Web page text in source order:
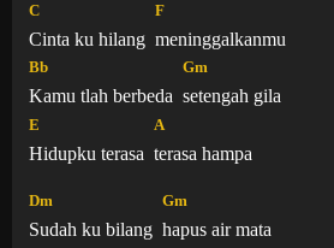
C
Cinta ku hilang
F
meninggalkanmu
Bb
Kamu tlah berbeda
Gm
setengah gila
E
Hidupku terasa
A
terasa hampa
Dm
Sudah ku bilang
Gm
hapus air mata